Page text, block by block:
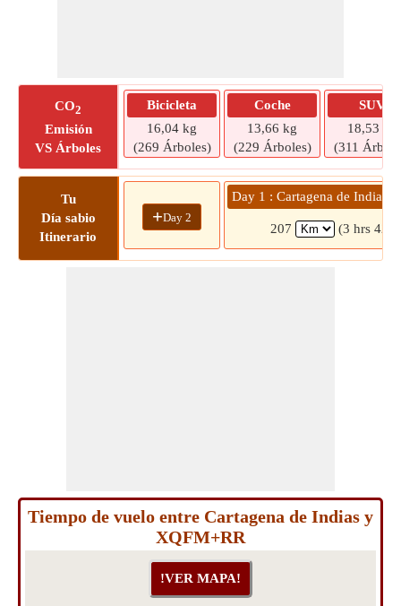
CO2
Emisión
VS Árboles
Bicicleta
16,04 kg
(269 Árboles)
Coche
13,66 kg
(229 Árboles)
SUV
18,53 kg
(311
Tu
Día sabio
Itinerario
+Day 2
Day 1 : Cartagena de Indias
207 (3 hrs 42
Tiempo de vuelo entre Cartagena de Indias y
XQFM+RR